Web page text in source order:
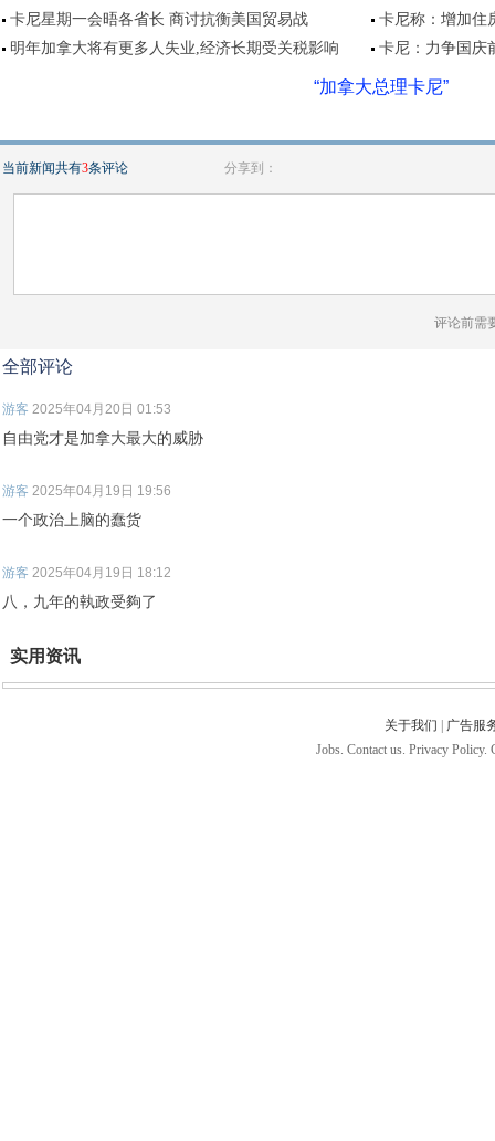
卡尼星期一会晤各省长 商讨抗衡美国贸易战
卡尼称：增加住
明年加拿大将有更多人失业,经济长期受关税影响
卡尼：力争国庆
“加拿大总理卡尼”
当前新闻共有3条评论 分享到：
评论前需
全部评论
游客 2025年04月20日 01:53
自由党才是加拿大最大的威胁
游客 2025年04月19日 19:56
一个政治上脑的蠢货
游客 2025年04月19日 18:12
八，九年的執政受夠了
实用资讯
关于我们
广告服
Jobs. Contact us. Privacy